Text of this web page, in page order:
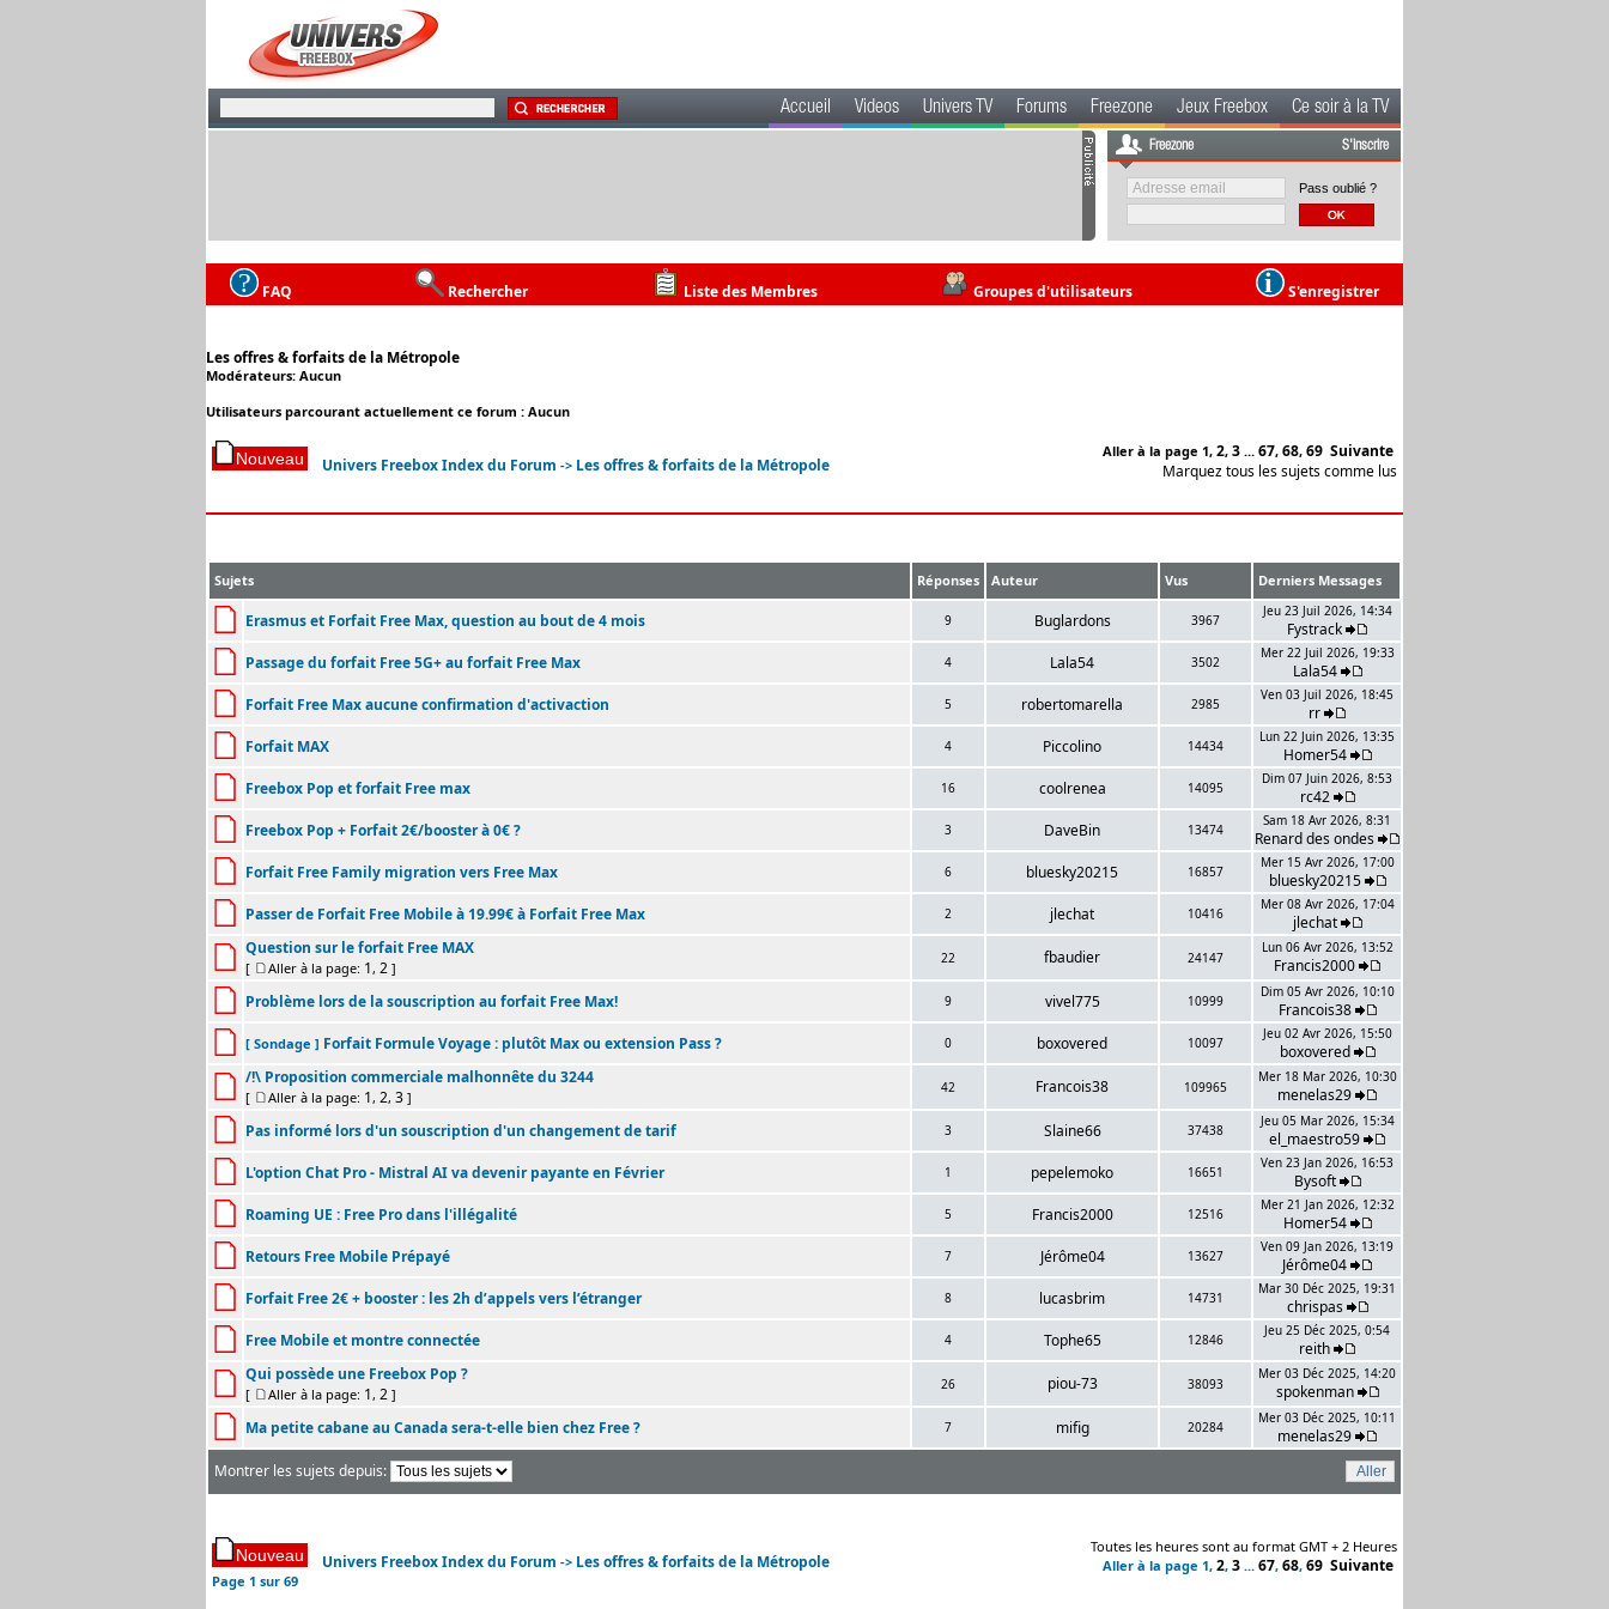
Accueil Videos Univers TV Forums Freezone Jeux Freebox Ce soir à la TV
Freezone S'inscrire
Pass oublié ?
FAQ Rechercher Liste des Membres Groupes d'utilisateurs S'enregistrer
Les offres & forfaits de la Métropole
Modérateurs: Aucun
Utilisateurs parcourant actuellement ce forum : Aucun
Univers Freebox Index du Forum -> Les offres & forfaits de la Métropole
Aller à la page 1, 2, 3 ... 67, 68, 69 Suivante
Marquez tous les sujets comme lus
Sujets Réponses Auteur Vus Derniers Messages
Erasmus et Forfait Free Max, question au bout de 4 mois 9 Buglardons 3967
Jeu 23 Juil 2026, 14:34
Fystrack
Passage du forfait Free 5G+ au forfait Free Max
4 Lala54 3502
Mer 22 Juil 2026, 19:33
Lala54
Forfait Free Max aucune confirmation d'activaction
5 robertomarella 2985
Ven 03 Juil 2026, 18:45
rr
Forfait MAX
4 Piccolino 14434
Lun 22 Juin 2026, 13:35
Homer54
Freebox Pop et forfait Free max
16 coolrenea 14095
Dim 07 Juin 2026, 8:53
rc42
Freebox Pop + Forfait 2€/booster à 0€ ?
3 DaveBin 13474
Sam 18 Avr 2026, 8:31
Renard des ondes
Forfait Free Family migration vers Free Max
6 bluesky20215 16857
Mer 15 Avr 2026, 17:00
bluesky20215
Passer de Forfait Free Mobile à 19.99€ à Forfait Free Max
2 jlechat 10416
Mer 08 Avr 2026, 17:04
jlechat
Question sur le forfait Free MAX
[ Aller à la page: 1, 2 ]
22 fbaudier 24147
Lun 06 Avr 2026, 13:52
Francis2000
Problème lors de la souscription au forfait Free Max!
9 vivel775 10999
Dim 05 Avr 2026, 10:10
Francois38
[ Sondage ] Forfait Formule Voyage : plutôt Max ou extension Pass ? 0 boxovered 10097
Jeu 02 Avr 2026, 15:50
boxovered
/!\ Proposition commerciale malhonnête du 3244
[ Aller à la page: 1, 2, 3 ]
42 Francois38 109965
Mer 18 Mar 2026, 10:30
menelas29
Pas informé lors d'un souscription d'un changement de tarif
3 Slaine66 37438
Jeu 05 Mar 2026, 15:34
el_maestro59
L'option Chat Pro - Mistral AI va devenir payante en Février
1 pepelemoko 16651
Ven 23 Jan 2026, 16:53
Bysoft
Roaming UE : Free Pro dans l'illégalité
5 Francis2000 12516
Mer 21 Jan 2026, 12:32
Homer54
Retours Free Mobile Prépayé
7 Jérôme04 13627
Ven 09 Jan 2026, 13:19
Jérôme04
Forfait Free 2€ + booster : les 2h d’appels vers l’étranger
8 lucasbrim 14731
Mar 30 Déc 2025, 19:31
chrispas
Free Mobile et montre connectée
4 Tophe65 12846
Jeu 25 Déc 2025, 0:54
reith
Qui possède une Freebox Pop ?
[ Aller à la page: 1, 2 ]
26 piou-73 38093
Mer 03 Déc 2025, 14:20
spokenman
Ma petite cabane au Canada sera-t-elle bien chez Free ?
7 mifig 20284
Mer 03 Déc 2025, 10:11
menelas29
Montrer les sujets depuis:
Univers Freebox Index du Forum -> Les offres & forfaits de la Métropole
Page 1 sur 69
Toutes les heures sont au format GMT + 2 Heures
Aller à la page 1, 2, 3 ... 67, 68, 69 Suivante